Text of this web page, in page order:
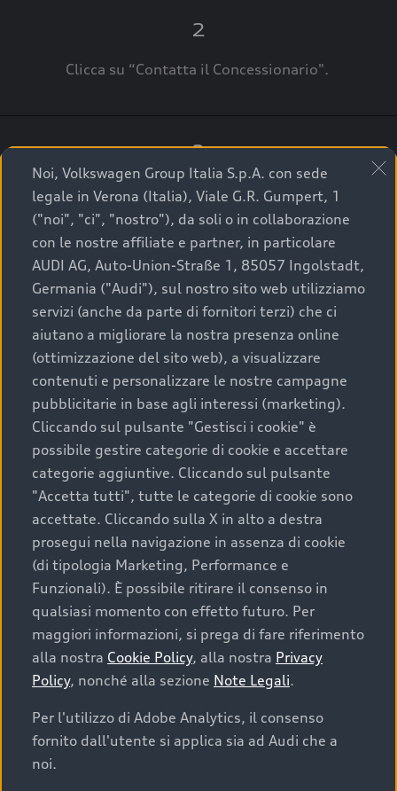
2
Clicca su “Contatta il Concessionario".
3
A breve verrai ricontattato dal Customer Care
Audi Center o direttamente dal Concessionario
che ti supporterà per finalizzare la tua richiesta.
La qualità di acquistare
un’auto usata Audi
Scegliere un’auto usata è una decisione che coniuga
convenienza, affidabilità e sostenibilità. Per fare un
acquisto sicuro, è essenziale considerare aspetti
determinanti come la garanzia inclusa e l’affidabilità del
marchio. Audi offre l’auto usata perfetta tramite Audi
Prima Scelta :plus
Cosa sapere prima di
acquistare la tua prossima
auto
I requisiti fondamentali da considerare prima di
acquistare un’auto usata, oltre al prezzo e all'aspetto,
Noi, Volkswagen Group Italia S.p.A. con sede
legale in Verona (Italia), Viale G.R. Gumpert, 1
("noi", "ci", "nostro"), da soli o in collaborazione
con le nostre affiliate e partner, in particolare
AUDI AG, Auto-Union-Straße 1, 85057 Ingolstadt,
Germania ("Audi"), sul nostro sito web utilizziamo
servizi (anche da parte di fornitori terzi) che ci
aiutano a migliorare la nostra presenza online
(ottimizzazione del sito web), a visualizzare
contenuti e personalizzare le nostre campagne
pubblicitarie in base agli interessi (marketing).
Cliccando sul pulsante "Gestisci i cookie" è
possibile gestire categorie di cookie e accettare
categorie aggiuntive. Cliccando sul pulsante
"Accetta tutti", tutte le categorie di cookie sono
accettate. Cliccando sulla X in alto a destra
prosegui nella navigazione in assenza di cookie
(di tipologia Marketing, Performance e
Funzionali). È possibile ritirare il consenso in
qualsiasi momento con effetto futuro. Per
maggiori informazioni, si prega di fare riferimento
alla nostra Cookie Policy, alla nostra Privacy
Policy, nonché alla sezione Note Legali.
Per l'utilizzo di Adobe Analytics, il consenso
fornito dall'utente si applica sia ad Audi che a
noi.